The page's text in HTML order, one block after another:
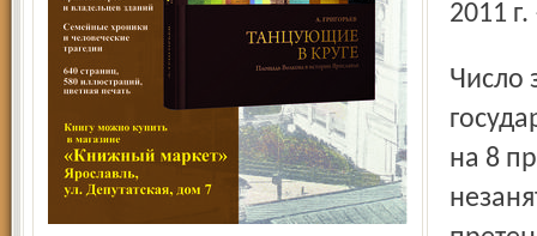
2011
Число заявок, поданных работодателями в органы
на 8